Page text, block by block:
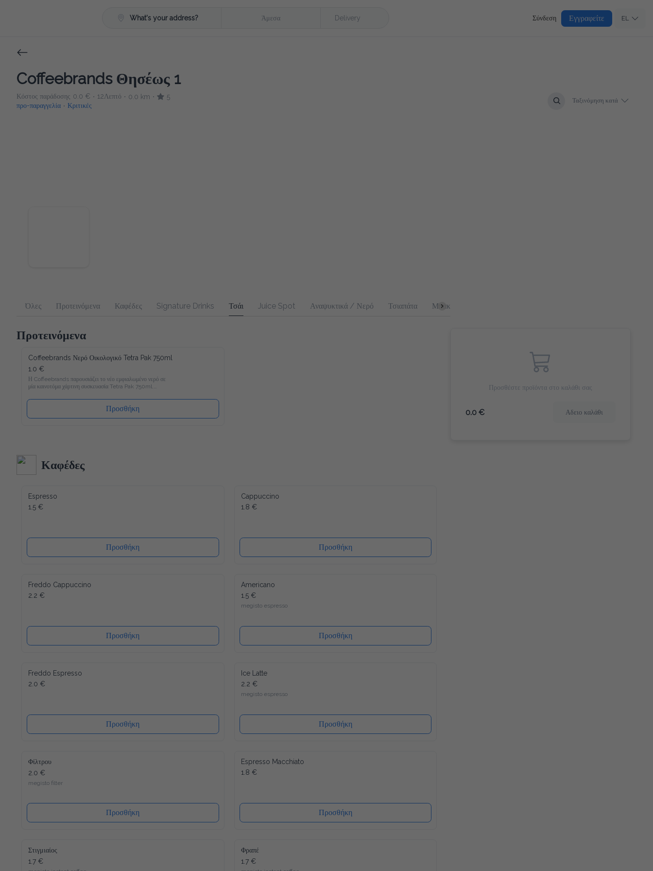
What's your address? Άμεσα Delivery Σύνδεση Εγγραφείτε EL
Coffeebrands Θησέως 1
Κόστος παράδοσης 0.0 € • 12Λεπτό • 0.0 km •
5
προ-παραγγελία • Κριτικές
Ταξινόμηση κατά
Όλες Προτεινόμενα Καφέδες Signature Drinks Τσάι Juice Spot Αναψυκτικά / Νερό Τσιαπάτα Μπακέτες
Προτεινόμενα
Coffeebrands Νερό Οικολογικό Tetra Pak 750ml
1.0 €
Η Coffeebrands παρουσιάζει το νέο εμφιαλωμένο νερό σε
μία καινοτόμα χάρτινη συσκευασία Tetra Pak 750ml.
ιδανικές αναλογίες μετάλλων και σε χάρτινη συσκευασία Tetra
Pak που θα επιτρέπει στους καταναλωτές μας να
απολαμβάνουν το εμφιαλωμένο νερό με νέο και φιλικό προς
λιγότερο δυνατό αντίκτυπο στο περιβάλλον. Ενώ ένα άλλο
πλεονέκτημα είναι ότι το καπάκι κλείνει ξανά, μετά από κάθε
χρήση, έτσι ώστε το νερό να διατηρείται πάντα φρέσκο ​​και
Προσθήκη
Καφέδες
Espresso
1.5 €
Προσθήκη
Cappuccino
1.8 €
Προσθήκη
Freddo Cappuccino
2.2 €
Προσθήκη
Americano
1.5 €
megisto espresso
Προσθήκη
Freddo Espresso
2.0 €
Προσθήκη
Ice Latte
2.2 €
megisto espresso
Προσθήκη
Φίλτρου
2.0 €
megisto filter
Προσθήκη
Espresso Macchiato
1.8 €
Προσθήκη
Στιγμιαίος
1.7 €
Φραπέ
1.7 €
Προσθέστε προϊόντα στο καλάθι σας
0.0 € Αδειο καλάθι